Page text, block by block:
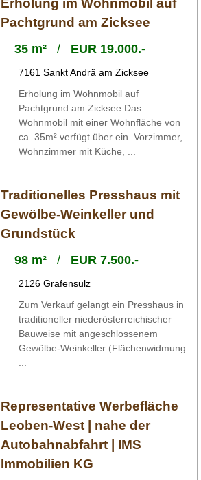
Erholung im Wohnmobil auf
Pachtgrund am Zicksee
35 m²/ EUR 19.000.-
7161 Sankt Andrä am Zicksee
Erholung im Wohnmobil auf
Pachtgrund am Zicksee Das
Wohnmobil mit einer Wohnfläche von
ca. 35m² verfügt über ein Vorzimmer,
Wohnzimmer mit Küche, ...
Traditionelles Presshaus mit
Gewölbe-Weinkeller und
Grundstück
98 m²/ EUR 7.500.-
2126 Grafensulz
Zum Verkauf gelangt ein Presshaus in
traditioneller niederösterreichischer
Bauweise mit angeschlossenem
Gewölbe-Weinkeller (Flächenwidmung
Representative Werbefläche
Leoben-West | nahe der
Autobahnabfahrt | IMS
Immobilien KG